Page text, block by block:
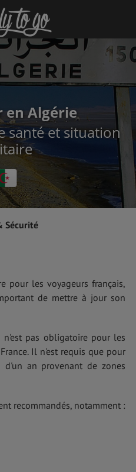
en Algérie
santé et situation
Sécurité
pour les voyageurs français,
de mettre à jour son
n'est pas obligatoire pour les
Il n'est requis que pour
an provenant de zones
recommandés, notamment :